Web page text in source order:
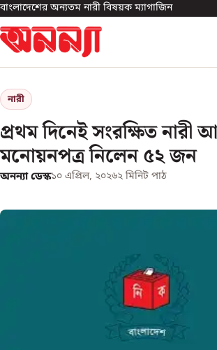
বাংলাদেশের অন্যতম নারী বিষয়ক ম্যাগাজিন
নারী
প্রথম দিনেই সংরক্ষিত নারী
মনোয়নপত্র নিলেন ৫২ জন
অনন্যা ডেস্ক১০ এপ্রিল, ২০২৬২ মিনিট পাঠ